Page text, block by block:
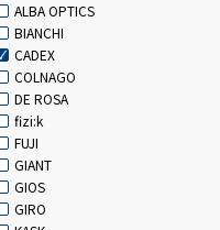
ALBA OPTICS
BIANCHI
CADEX
COLNAGO
DE ROSA
fizi:k
FUJI
GIANT
GIOS
GIRO